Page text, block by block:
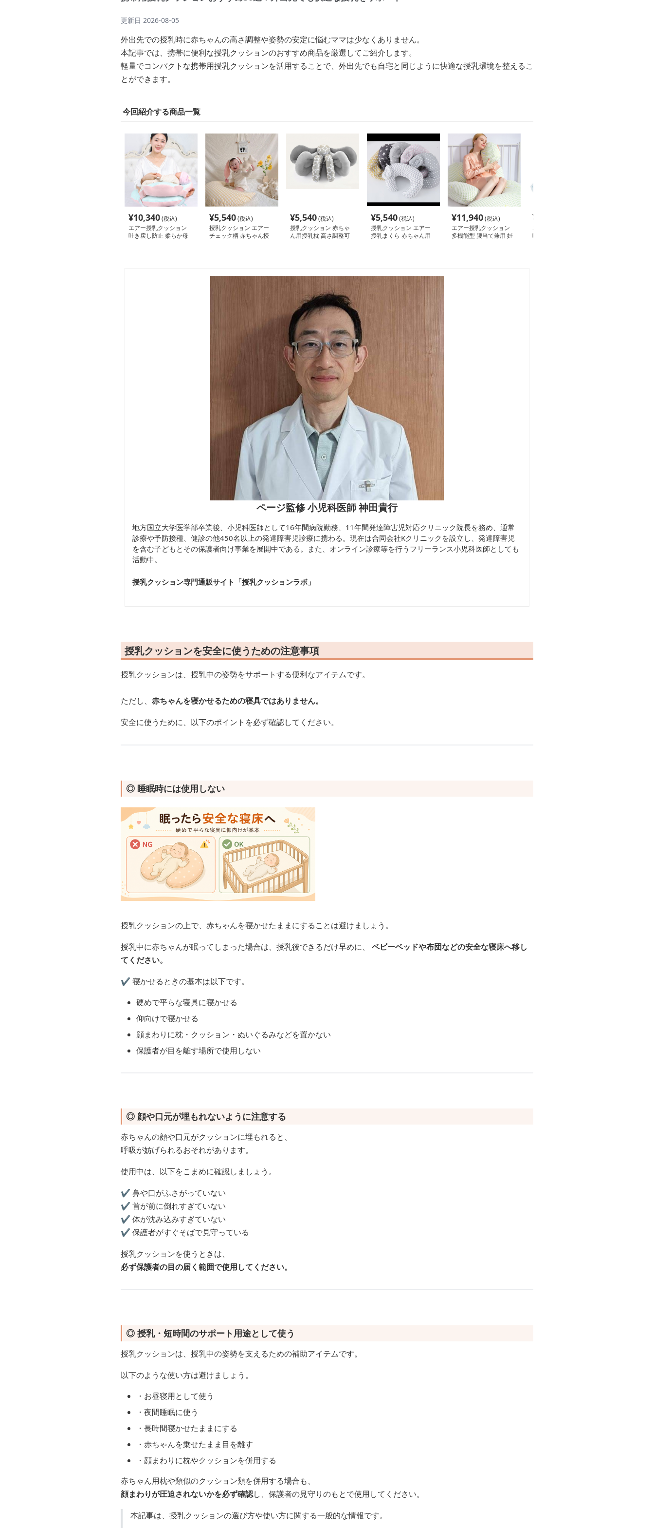
更新日 2026-08-05
外出先での授乳時に赤ちゃんの高さ調整や姿勢の安定に悩むママは少なくありません。
本記事では、携帯に便利な授乳クッションのおすすめ商品を厳選してご紹介します。
軽量でコンパクトな携帯用授乳クッションを活用することで、外出先でも自宅と同じように快適な授乳環境を整えるこ
とができます。
今回紹介する商品一覧
¥10,340(税込)
エアー授乳クッション
吐き戻し防止 柔らか母
¥5,540(税込)
授乳クッション エアー
チェック柄 赤ちゃん授
¥5,540(税込)
授乳クッション 赤ちゃ
ん用授乳枕 高さ調整可
¥5,540(税込)
授乳クッション エアー
授乳まくら 赤ちゃん用
¥11,940(税込)
エアー授乳クッション
多機能型 腰当て兼用 妊
¥
エアー授乳クッション
吐き戻し防止枕 母子用
ページ監修 小児科医師 神田貴行
地方国立大学医学部卒業後、小児科医師として16年間病院勤務、11年間発達障害児対応クリニック院長を務め、通常
診療や予防接種、健診の他450名以上の発達障害児診療に携わる。現在は合同会社Kクリニックを設立し、発達障害児
を含む子どもとその保護者向け事業を展開中である。また、オンライン診療等を行うフリーランス小児科医師としても
活動中。
授乳クッション専門通販サイト「授乳クッションラボ 」
授乳クッションを安全に使うための注意事項
授乳クッションは、授乳中の姿勢をサポートする便利なアイテムです。
ただし、 赤ちゃんを寝かせるための寝具ではありません。
安全に使うために、以下のポイントを必ず確認してください。
◎ 睡眠時には使用しない
授乳クッションの上で、赤ちゃんを寝かせたままにすることは避けましょう。
授乳中に赤ちゃんが眠ってしまった場合は、授乳後できるだけ早めに、 ベビーベッドや布団などの安全な寝床へ移し
てください。
✔️ 寝かせるときの基本は以下です。
硬めで平らな寝具に寝かせる
仰向けで寝かせる
顔まわりに枕・クッション・ぬいぐるみなどを置かない
保護者が目を離す場所で使用しない
◎ 顔や口元が埋もれないように注意する
赤ちゃんの顔や口元がクッションに埋もれると、
呼吸が妨げられるおそれがあります。
使用中は、以下をこまめに確認しましょう。
✔️ 鼻や口がふさがっていない
✔️ 首が前に倒れすぎていない
✔️ 体が沈み込みすぎていない
✔️ 保護者がすぐそばで見守っている
授乳クッションを使うときは、
必ず保護者の目の届く範囲で使用してください。
◎ 授乳・短時間のサポート用途として使う
授乳クッションは、授乳中の姿勢を支えるための補助アイテムです。
以下のような使い方は避けましょう。
・お昼寝用として使う
・夜間睡眠に使う
・長時間寝かせたままにする
・赤ちゃんを乗せたまま目を離す
・顔まわりに枕やクッションを併用する
赤ちゃん用枕や類似のクッション類を併用する場合も、
顔まわりが圧迫されないかを必ず確認し、保護者の見守りのもとで使用してください。
本記事は、授乳クッションの選び方や使い方に関する一般的な情報です。